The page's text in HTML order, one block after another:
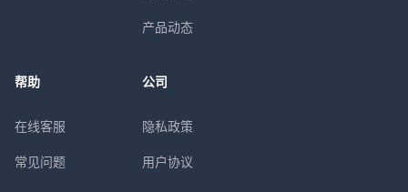
产品动态
帮助
在线客服
常见问题
公司
隐私政策
用户协议